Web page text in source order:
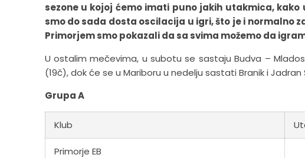
sezone u kojoj ćemo imati puno jakih utakmica,
smo do sada dosta oscilacija u igri, što je i normalno
Primorjem smo pokazali da sa svima možemo da
U ostalim mečevima, u subotu se sastaju Budva –
(19č), dok će se u Mariboru u nedelju sastati Branik i Jadran
Grupa A
Klub
Primorje EB